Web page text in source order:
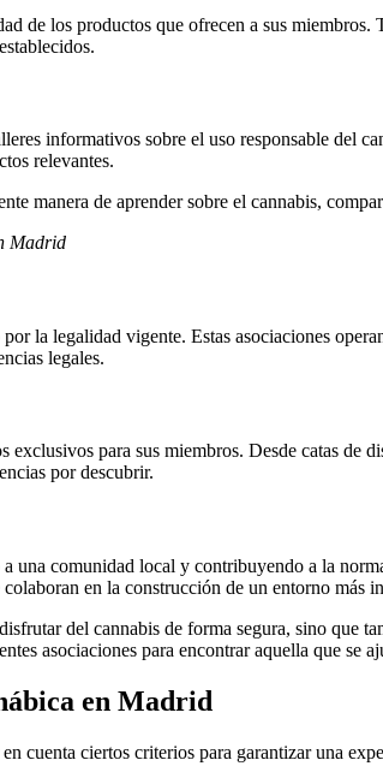
de los productos que ofrecen a sus
informativos sobre el uso responsable del
relevantes.
manera de aprender sobre el cannabis,
Madrid
la legalidad vigente. Estas asociaciones
legales.
para sus miembros. Desde catas de
por descubrir.
una comunidad local y contribuyendo a la
en la construcción de un entorno más
del cannabis de forma segura, sino que
asociaciones para encontrar aquella que se
en Madrid
cuenta ciertos criterios para garantizar una